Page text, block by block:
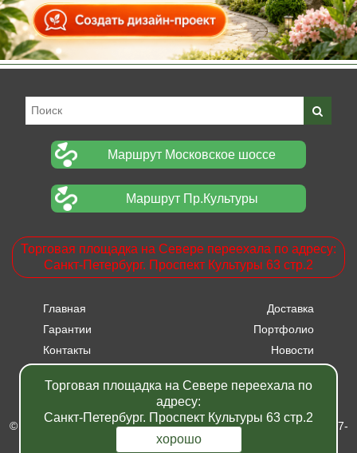
Маршрут Московское шоссе
Маршрут Пр.Культуры
Торговая площадка на Севере переехала по адресу:
Санкт-Петербург. Проспект Культуры 63 стр.2
Главная
Доставка
Гарантии
Портфолио
Контакты
Новости
Акции
© Питомник растений "Фавн" - Санкт-Петербург - Москва 2007-
2024
Торговая площадка на Севере переехала по
адресу:
Санкт-Петербург. Проспект Культуры 63 стр.2
хорошо